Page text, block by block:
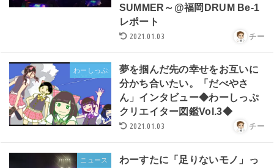
SUMMER～@福岡DRUM Be-1
レポート
2021.01.03 チー
わーしっぷ
夢を掴んだ先の幸せをお互いに
分かち合いたい。「だべやさ
ん」インタビュー◆わーしっぷ
クリエイター図鑑Vol.3◆
2021.01.03 チー
ニュース
わーすたに「足りないモノ」っ